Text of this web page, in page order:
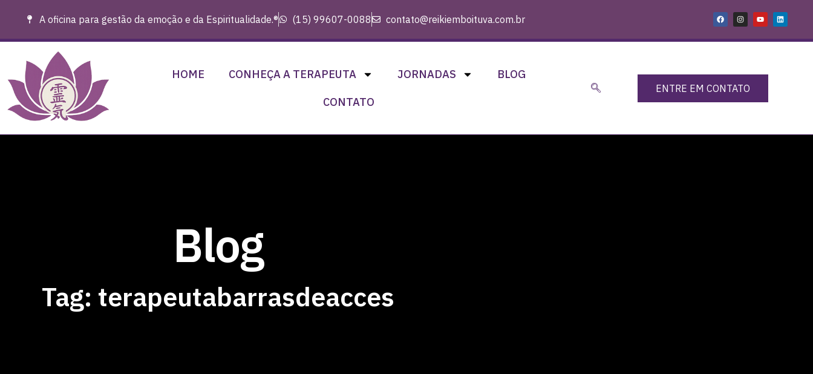
A oficina para gestão da emoção e da Espiritualidade.® (15) 99607-0088 contato@reikiemboituva.com.br
HOME CONHEÇA A TERAPEUTA JORNADAS
BLOG
CONTATO
ENTRE EM CONTATO
Blog
Tag: terapeutabarrasdeacces